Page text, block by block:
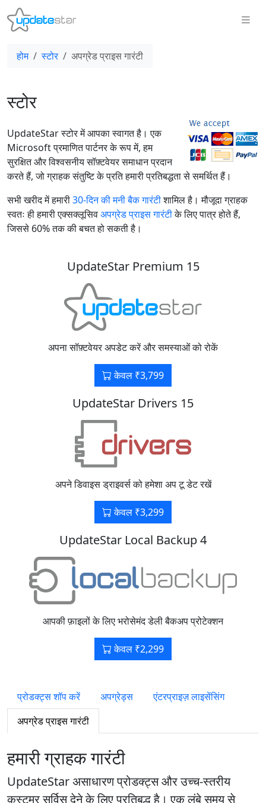
होम स्टोर अपग्रेड प्राइस गारंटी
स्टोर
UpdateStar स्टोर में आपका स्वागत है। एक
Microsoft प्रमाणित पार्टनर के रूप में, हम
सुरक्षित और विश्वसनीय सॉफ़्टवेयर समाधान प्रदान
करते हैं, जो ग्राहक संतुष्टि के प्रति हमारी प्रतिबद्धता से समर्थित हैं।
सभी खरीद में हमारी30-दिन की मनी बैक गारंटीशामिल है। मौजूदा ग्राहक
स्वतः ही हमारी एक्सक्लूसिवअपग्रेड प्राइस गारंटीके लिए पात्र होते हैं,
जिससे 60% तक की बचत हो सकती है।
UpdateStar Premium 15
अपना सॉफ़्टवेयर अपडेट करें और समस्याओं को रोकें
केवल ₹3,799
UpdateStar Drivers 15
अपने डिवाइस ड्राइवर्स को हमेशा अप टू डेट रखें
केवल ₹3,299
UpdateStar Local Backup 4
आपकी फ़ाइलों के लिए भरोसेमंद डेली बैकअप प्रोटेक्शन
केवल ₹2,299
प्रोडक्ट्स शॉप करें अपग्रेड्स
एंटरप्राइज़ लाइसेंसिंग
अपग्रेड प्राइस गारंटी
हमारी ग्राहक गारंटी
UpdateStar असाधारण प्रोडक्ट्स और उच्च-स्तरीय
कस्टमर सर्विस देने के लिए प्रतिबद्ध है। एक लंबे समय से